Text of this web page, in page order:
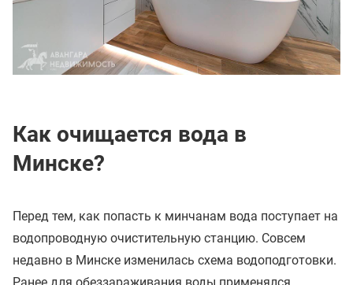
Как очищается вода в
Минске?
Перед тем, как попасть к минчанам вода поступает на
водопроводную очистительную станцию. Совсем
недавно в Минске изменилась схема водоподготовки.